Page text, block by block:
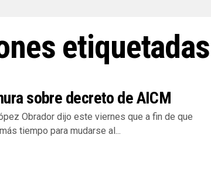
sobre decreto de AICM
Obrador dijo este viernes que a fin de que
tiempo para mudarse al...